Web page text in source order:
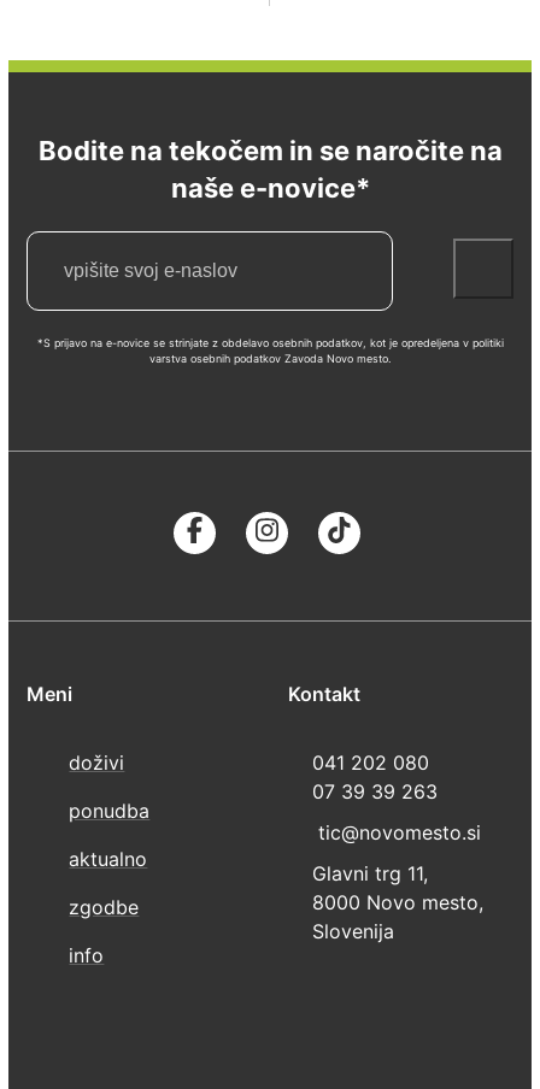
Bodite na tekočem in se naročite na
naše e-novice*
*S prijavo na e-novice se strinjate z obdelavo osebnih podatkov, kot je opredeljena v politiki
varstva osebnih podatkov Zavoda Novo mesto.
Meni
doživi
ponudba
aktualno
zgodbe
info
Kontakt
041 202 080
07 39 39 263
tic@novomesto.si
Glavni trg 11,
8000 Novo mesto,
Slovenija